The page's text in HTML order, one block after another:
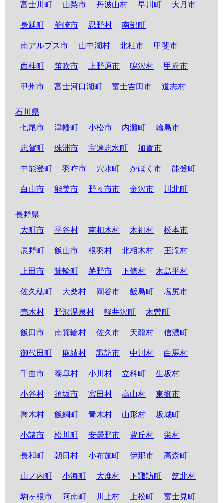
富士川町 山梨市 丹波山村 早川町 大月市
身延町 韮崎市 忍野村 南部町
南アルプス市 山中湖村 北杜市 甲斐市
西桂町 笛吹市 上野原市 鳴沢村 甲府市
甲州市 富士河口湖町 富士吉田市 道志村
石川県
七尾市
津幡町 小松市 内灘町 輪島市
志賀町 珠洲市 宝達志水町 加賀市
中能登町 羽咋市 穴水町 かほく市 能登町
白山市 能美市 野々市市 金沢市 川北町
長野県
大町市
平谷村 南相木村 木祖村 松本市
辰野町 飯山市 根羽村 北相木村 王滝村
上田市 箕輪町 茅野市 下條村 木島平村
佐久穂町 大桑村 岡谷市 飯島町 塩尻市
売木村 野沢温泉村 軽井沢町 木曽町
飯田市 南箕輪村 佐久市 天龍村 信濃町
御代田町 麻績村 諏訪市 中川村 白馬村
千曲市 泰阜村 小川村 立科町 生坂村
小谷村 須坂市 宮田村 高山村 東御市
喬木村 飯綱町 青木村 山形村 坂城町
小諸市 松川町 安曇野市 豊丘村 栄村
長和町 朝日村 小布施町 伊那市 高森町
山ノ内町 小海町 大鹿村 下諏訪町 筑北村
駒ヶ根市 阿南町 川上村 上松町 富士見町